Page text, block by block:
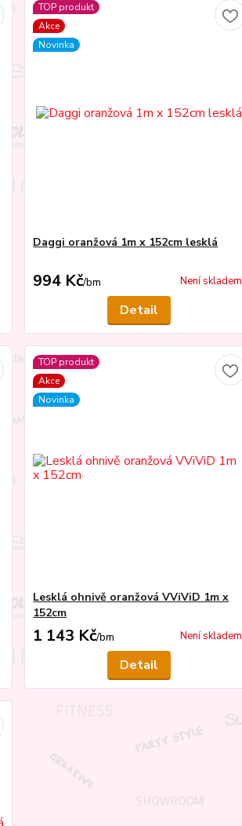
TOP produkt
Akce
Novinka
Daggi oranžová 1m x 152cm lesklá
994 Kč/bm Není skladem
Detail
TOP produkt
Akce
Novinka
Lesklá ohnivě oranžová VViViD 1m x
152cm
1 143 Kč/bm Není skladem
Detail